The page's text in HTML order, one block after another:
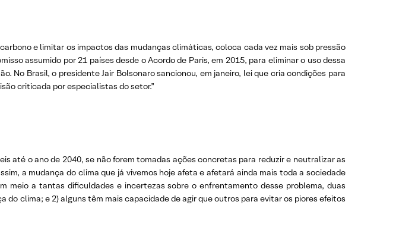
e limitar os impactos das mudanças climáticas, coloca cada vez mais sob pressão
assumido por 21 países desde o Acordo de Paris, em 2015, para eliminar o uso dessa
No Brasil, o presidente Jair Bolsonaro sancionou, em janeiro, lei que cria condições para
criticada por especialistas do setor.”
até o ano de 2040, se não forem tomadas ações concretas para reduzir e neutralizar as
a mudança do clima que já vivemos hoje afeta e afetará ainda mais toda a sociedade
meio a tantas dificuldades e incertezas sobre o enfrentamento desse problema, duas
do clima; e 2) alguns têm mais capacidade de agir que outros para evitar os piores efeitos